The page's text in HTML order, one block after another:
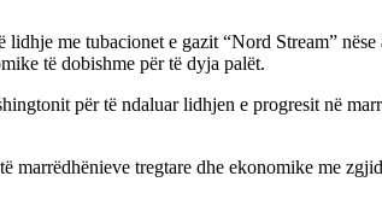
me tubacionet e gazit “Nord Stream”
të dobishme për të dyja palët.
për të ndaluar lidhjen e progresit në
tregtare dhe ekonomike me